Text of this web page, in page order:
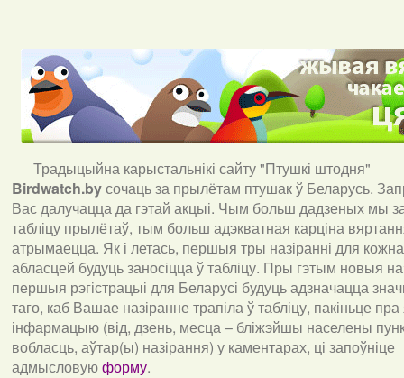
Традыцыйна карыстальнікі сайту "Птушкі штодня"
Birdwatch.byсочаць за прылётам птушак ў Беларусь.
Вас далучацца да гэтай акцыі. Чым больш дадзеных мы
табліцу прылётаў, тым больш адэкватная карціна
атрымаецца. Як і летась, першыя тры назіранні для
абласцей будуць заносіцца ў табліцу. Пры гэтым новыя
першыя рэгістрацыі для Беларусі будуць адзначацца
таго, каб Вашае назіранне трапіла ў табліцу, пакіньце пра
інфармацыю (від, дзень, месца – бліжэйшы населены
вобласць, аўтар(ы) назірання) у каментарах, ці запоўніце
адмысловуюформу.